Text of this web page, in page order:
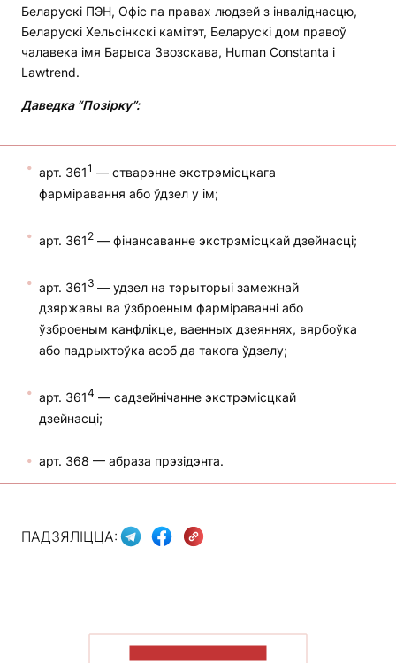
Беларускі ПЭН, Офіс па правах людзей з інваліднасцю,
Беларускі Хельсінкскі камітэт, Беларускі дом правоў
чалавека імя Барыса Звозскава, Human Constanta і
Lawtrend.
Даведка “Позірку”:
арт. 3611 — стварэнне экстрэмісцкага
фарміравання або ўдзел у ім;
арт. 361 2 — фінансаванне экстрэмісцкай дзейнасці;
арт. 361 3 — удзел на тэрыторыі замежнай
дзяржавы ва ўзброеным фарміраванні або
ўзброеным канфлікце, ваенных дзеяннях, вярбоўка
або падрыхтоўка асоб да такога ўдзелу;
арт. 3614 — садзейнічанне экстрэмісцкай
дзейнасці;
арт. 368 — абраза прэзідэнта.
ПАДЗЯЛІЦЦА: